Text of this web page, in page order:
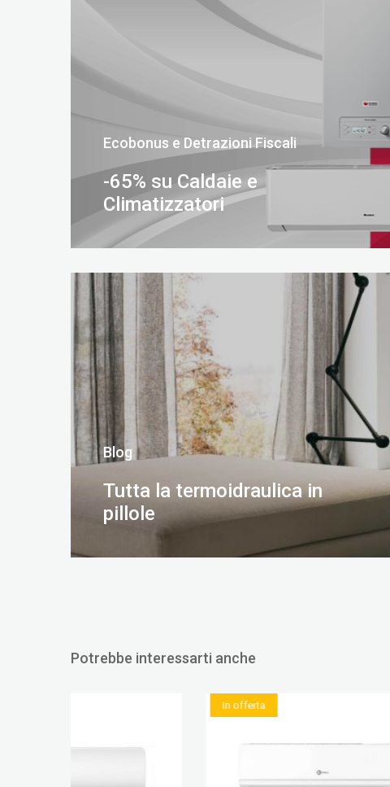
Ecobonus e Detrazioni Fiscali
-65% su Caldaie e
Climatizzatori
Blog
Tutta la termoidraulica in
pillole
Potrebbe interessarti anche